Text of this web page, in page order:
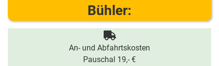
Bühler:
An- und Abfahrtskosten
Pauschal 19,- €